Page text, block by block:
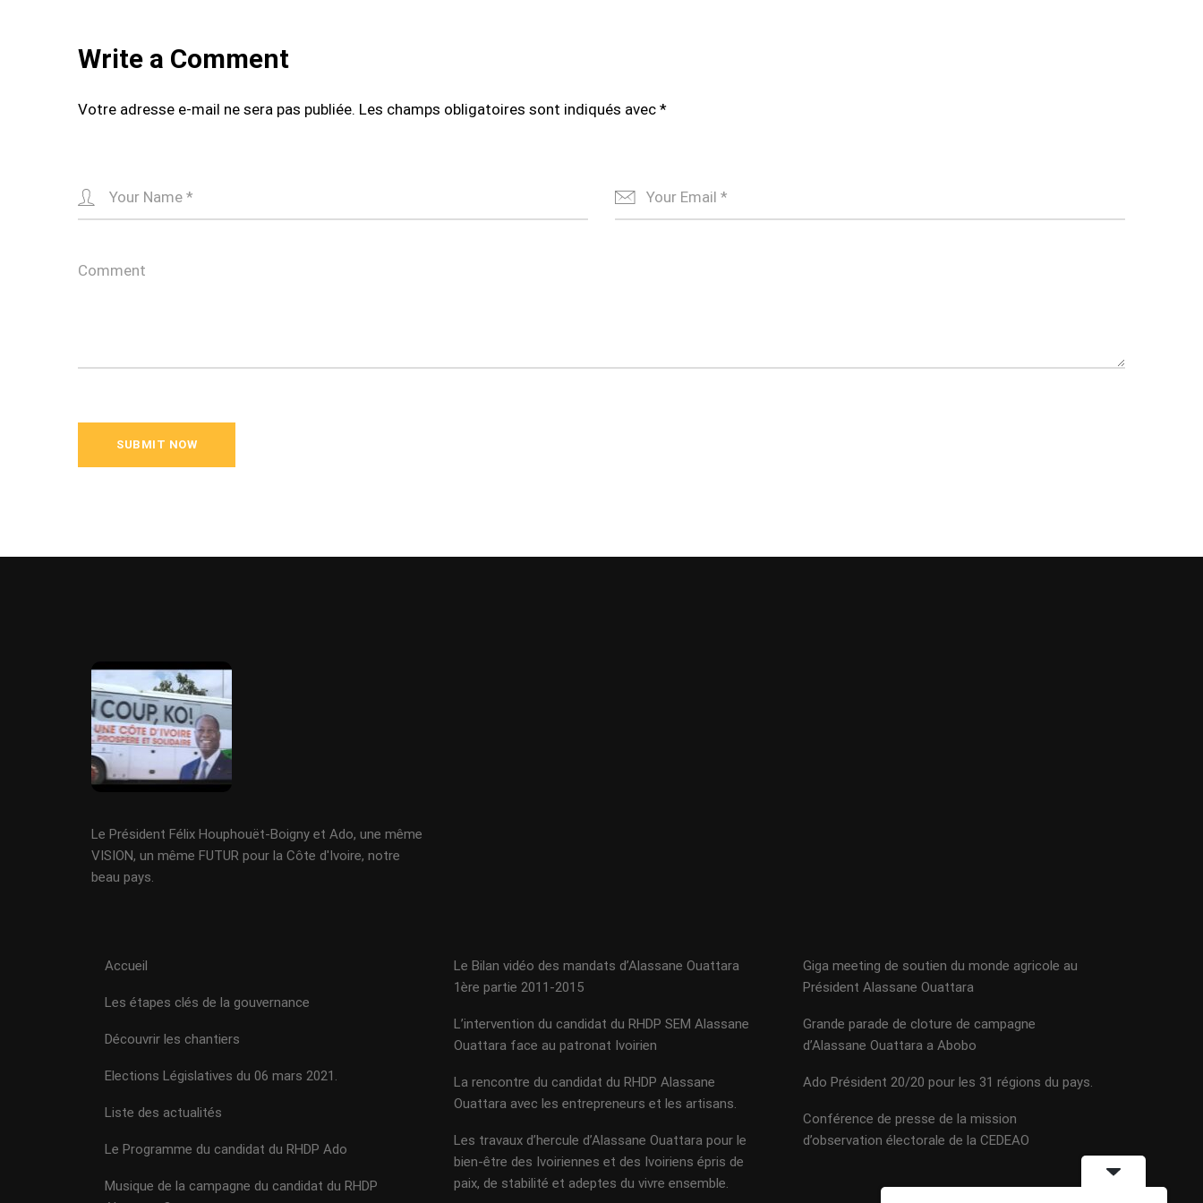
Write a Comment
Votre adresse e-mail ne sera pas publiée. Les champs obligatoires sont indiqués avec *
Le Président Félix Houphouët-Boigny et Ado, une même
VISION, un même FUTUR pour la Côte d'Ivoire, notre
beau pays.
Accueil
Les étapes clés de la gouvernance
Découvrir les chantiers
Elections Législatives du 06 mars 2021.
Liste des actualités
Le Programme du candidat du RHDP Ado
Musique de la campagne du candidat du RHDP
Le Bilan vidéo des mandats d’Alassane Ouattara
1ère partie 2011-2015
L’intervention du candidat du RHDP SEM Alassane
Ouattara face au patronat Ivoirien
La rencontre du candidat du RHDP Alassane
Ouattara avec les entrepreneurs et les artisans.
Les travaux d’hercule d’Alassane Ouattara pour le
bien-être des Ivoiriennes et des Ivoiriens épris de
paix, de stabilité et adeptes du vivre ensemble.
Giga meeting de soutien du monde agricole au
Président Alassane Ouattara
Grande parade de cloture de campagne
d’Alassane Ouattara a Abobo
Ado Président 20/20 pour les 31 régions du pays.
Conférence de presse de la mission
d’observation électorale de la CEDEAO